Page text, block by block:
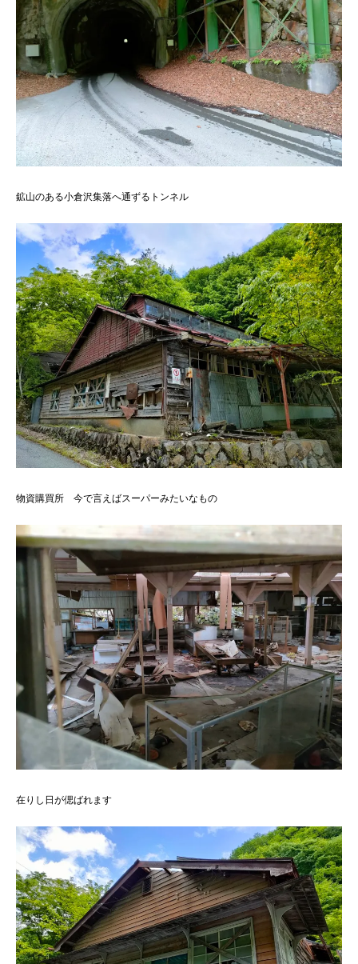
鉱山のある小倉沢集落へ通ずるトンネル
物資購買所 今で言えばスーパーみたいなもの
在りし日が偲ばれます